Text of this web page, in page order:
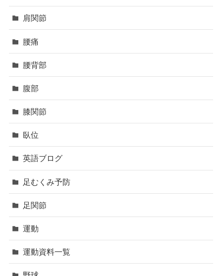
肩関節
腰痛
腰背部
腹部
膝関節
臥位
英語ブログ
足むくみ予防
足関節
運動
運動資料一覧